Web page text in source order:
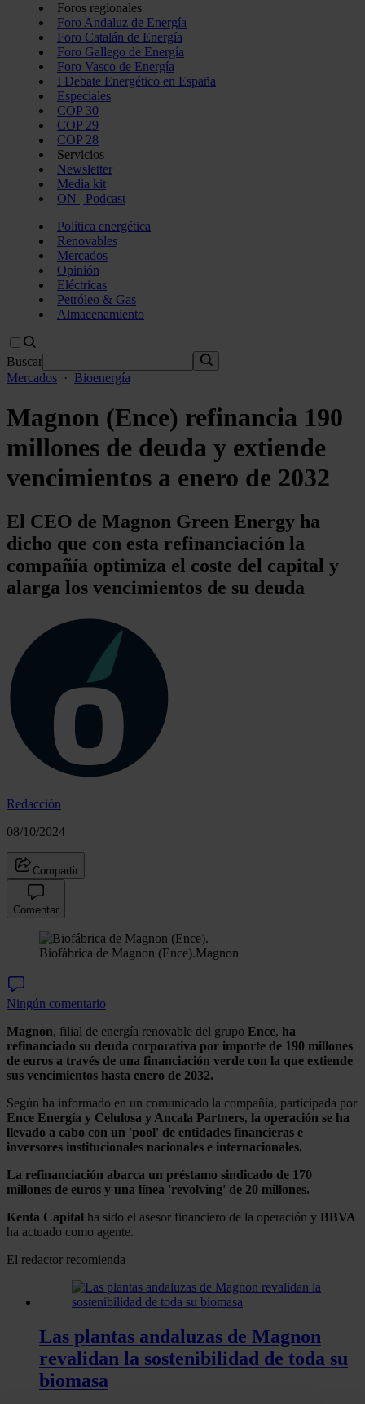
Foros regionales
Foro Andaluz de Energía
Foro Catalán de Energía
Foro Gallego de Energía
Foro Vasco de Energía
I Debate Energético en España
Especiales
COP 30
COP 29
COP 28
Servicios
Newsletter
Media kit
ON | Podcast
Política energética
Renovables
Mercados
Opinión
Eléctricas
Petróleo & Gas
Almacenamiento
Buscar
Mercados · Bioenergía
Magnon (Ence) refinancia 190
millones de deuda y extiende
vencimientos a enero de 2032
El CEO de Magnon Green Energy ha
dicho que con esta refinanciación la
compañía optimiza el coste del capital y
alarga los vencimientos de su deuda
Redacción
08/10/2024
Compartir
Comentar
Biofábrica de Magnon (Ence).Magnon
Ningún comentario
Magnon, filial de energía renovable del grupo Ence, ha
refinanciado su deuda corporativa por importe de 190 millones
de euros a través de una financiación verde con la que extiende
sus vencimientos hasta enero de 2032.
Según ha informado en un comunicado la compañía, participada por
Ence Energía y Celulosa y Ancala Partners, la operación se ha
llevado a cabo con un 'pool' de entidades financieras e
inversores institucionales nacionales e internacionales.
La refinanciación abarca un préstamo sindicado de 170
millones de euros y una línea 'revolving' de 20 millones.
Kenta Capital ha sido el asesor financiero de la operación y BBVA
ha actuado como agente.
El redactor recomienda
Las plantas andaluzas de Magnon
revalidan la sostenibilidad de toda su
biomasa